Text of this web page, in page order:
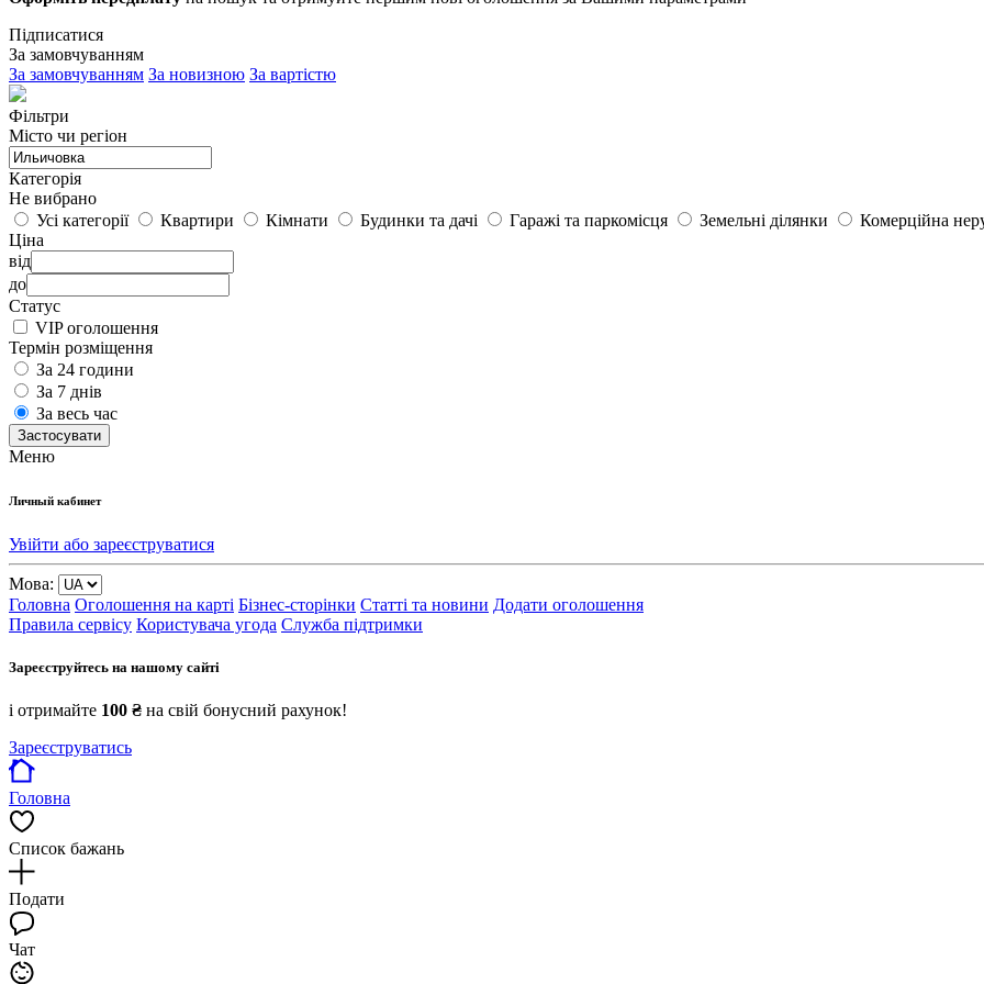
Підписатися
За замовчуванням
За замовчуванням За новизною За вартістю
Фільтри
Місто чи регіон
Категорія
Не вибрано
Усі категорії
Квартири Кімнати Будинки та дачі Гаражі та паркомісця Земельні ділянки
Комерційна
Ціна
від
до
Статус
VIP оголошення
Термін розміщення
За 24 години
За 7 днів
За весь час
Застосувати
Меню
Личный кабинет
Увійти або зареєструватися
Мова:
Головна Оголошення на карті Бізнес-сторінки Статті та новини Додати оголошення
Правила сервісу Користувача угода Служба підтримки
Зареєструйтесь на нашому сайті
і отримайте 100 ₴ на свій бонусний рахунок!
Зареєструватись
Головна
Список бажань
Подати
Чат